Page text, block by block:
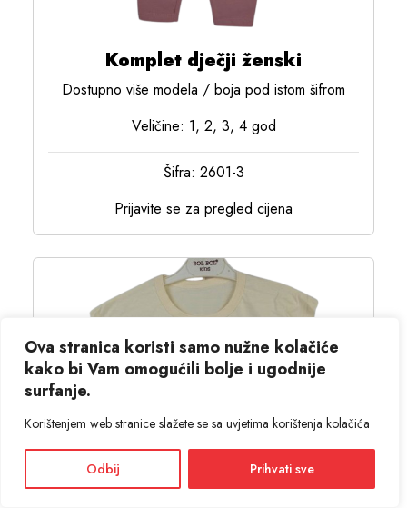
Ova stranica koristi samo nužne kolačiće
kako bi Vam omogućili bolje i ugodnije
surfanje.
Korištenjem web stranice slažete se sa uvjetima korištenja kolačića
Odbij Prihvati sve
Komplet dječji ženski
Dostupno više modela / boja pod istom šifrom
Veličine: 1, 2, 3, 4 god
Šifra: 2601-3
Prijavite se za pregled cijena